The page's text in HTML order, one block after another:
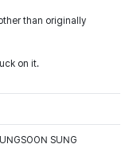
than originally
on it.
SUNG